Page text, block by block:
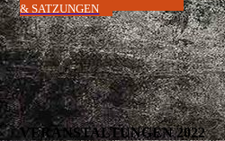
& SATZUNGEN
VERANSTALTUNGEN 2022